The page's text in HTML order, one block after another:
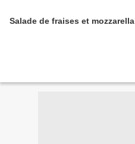
Salade de fraises et mozzarella